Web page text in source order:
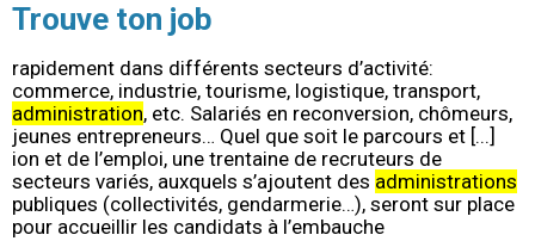
Trouve ton job
rapidement dans différents secteurs d’activité:
commerce, industrie, tourisme, logistique, transport,
administration, etc. Salariés en reconversion, chômeurs,
jeunes entrepreneurs… Quel que soit le parcours et [...]
ion et de l’emploi, une trentaine de recruteurs de
secteurs variés, auxquels s’ajoutent des administrations
publiques (collectivités, gendarmerie…), seront sur place
pour accueillir les candidats à l’embauche